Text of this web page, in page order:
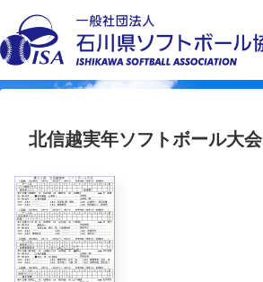
北信越実年ソフトボール大会